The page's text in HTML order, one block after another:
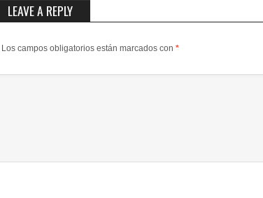
LEAVE A REPLY
Los campos obligatorios están marcados con *